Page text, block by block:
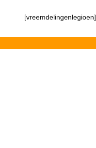
[vreemdelingenlegioen]